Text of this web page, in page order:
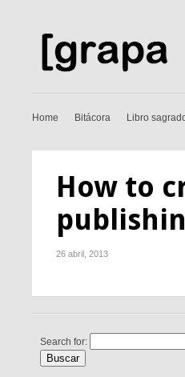
Home Bitácora Libro
How to
26 abril, 2013
Search for: